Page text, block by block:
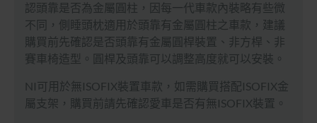
認頭靠是否為金屬圓柱，因每一代車款內裝略有些微
不同，側睡頭枕適用於頭靠有金屬圓柱之車款，建議
購買前先確認是否頭靠有金屬圓桿裝置、非方桿、非
賽車椅造型。圓桿及頭靠可以調整高度就可以安裝。
NI可用於無ISOFIX裝置車款，如需購買搭配ISOFIX金
屬支架，購買前請先確認愛車是否有無ISOFIX裝置。